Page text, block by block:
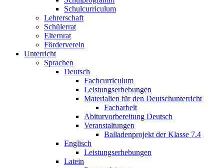
Schulcurriculum
Lehrerschaft
Schülerrat
Elternrat
Förderverein
Unterricht
Sprachen
Deutsch
Fachcurriculum
Leistungserhebungen
Materialien für den Deutschunterricht
Facharbeit
Abiturvorbereitung Deutsch
Veranstaltungen
Balladenprojekt der Klasse 7.4
Englisch
Leistungserhebungen
Latein